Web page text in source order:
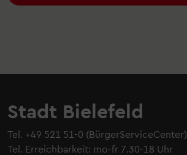
Stadt Bielefeld
Tel. +49 521 51-0 (BürgerServiceCenter)
Tel. Erreichbarkeit: mo-fr 7.30-18 Uhr